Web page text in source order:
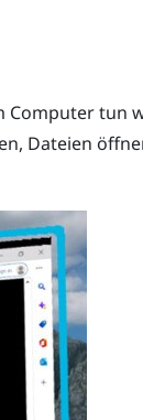
Computer tun
Dateien